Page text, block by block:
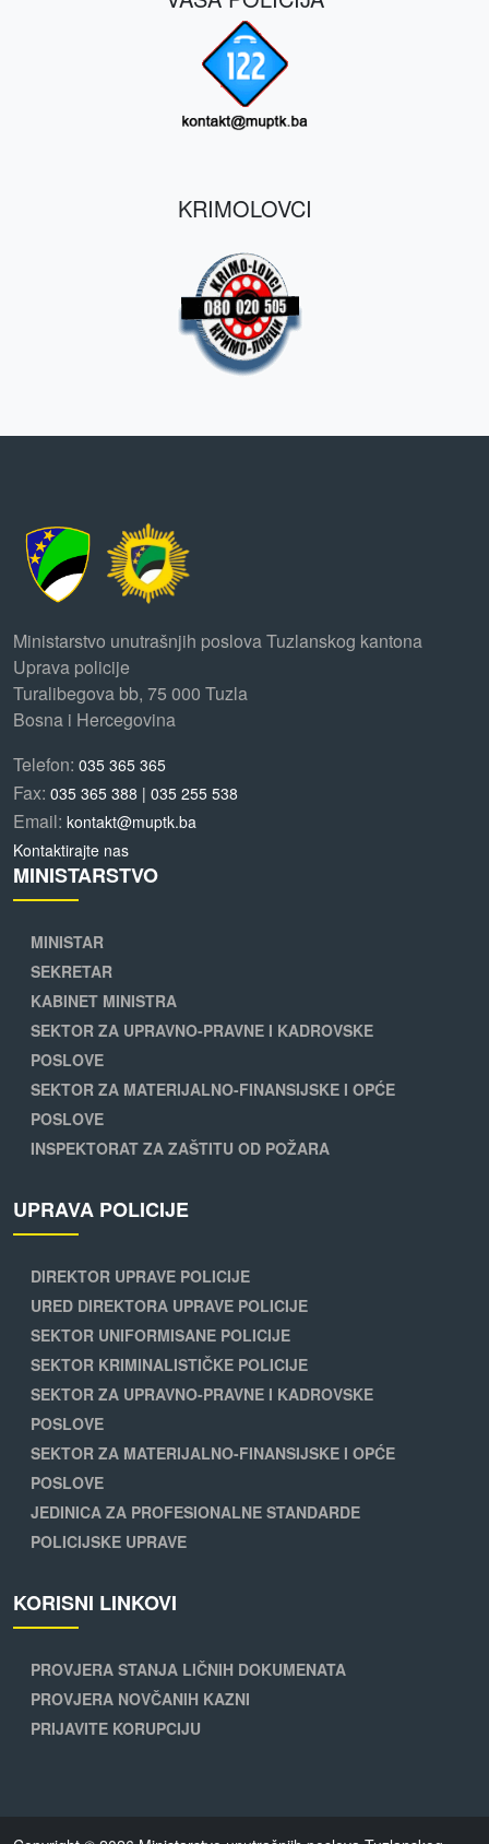
KRIMOLOVCI
Ministarstvo unutrašnjih poslova Tuzlanskog kantona
Uprava policije
Turalibegova bb, 75 000 Tuzla
Bosna i Hercegovina
Telefon: 035 365 365
Fax: 035 365 388 | 035 255 538
Email: kontakt@muptk.ba
Kontaktirajte nas
MINISTARSTVO
MINISTAR
SEKRETAR
KABINET MINISTRA
SEKTOR ZA UPRAVNO-PRAVNE I KADROVSKE
POSLOVE
SEKTOR ZA MATERIJALNO-FINANSIJSKE I OPĆE
POSLOVE
INSPEKTORAT ZA ZAŠTITU OD POŽARA
UPRAVA POLICIJE
DIREKTOR UPRAVE POLICIJE
URED DIREKTORA UPRAVE POLICIJE
SEKTOR UNIFORMISANE POLICIJE
SEKTOR KRIMINALISTIČKE POLICIJE
SEKTOR ZA UPRAVNO-PRAVNE I KADROVSKE
POSLOVE
SEKTOR ZA MATERIJALNO-FINANSIJSKE I OPĆE
POSLOVE
JEDINICA ZA PROFESIONALNE STANDARDE
POLICIJSKE UPRAVE
KORISNI LINKOVI
PROVJERA STANJA LIČNIH DOKUMENATA
PROVJERA NOVČANIH KAZNI
PRIJAVITE KORUPCIJU